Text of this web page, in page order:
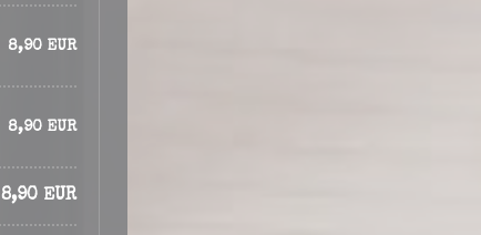
8,90 EUR
8,90 EUR
8,90 EUR